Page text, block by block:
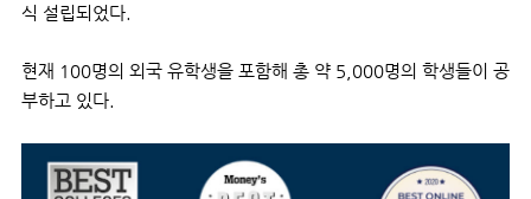
식 설립되었다.
현재 100명의 외국 유학생을 포함해 총 약 5,000명의 학생들이 공
부하고 있다.